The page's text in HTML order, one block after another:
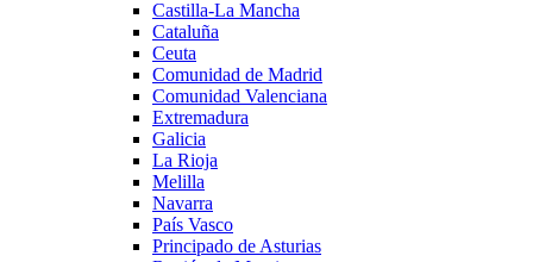
Castilla-La Mancha
Cataluña
Ceuta
Comunidad de Madrid
Comunidad Valenciana
Extremadura
Galicia
La Rioja
Melilla
Navarra
País Vasco
Principado de Asturias